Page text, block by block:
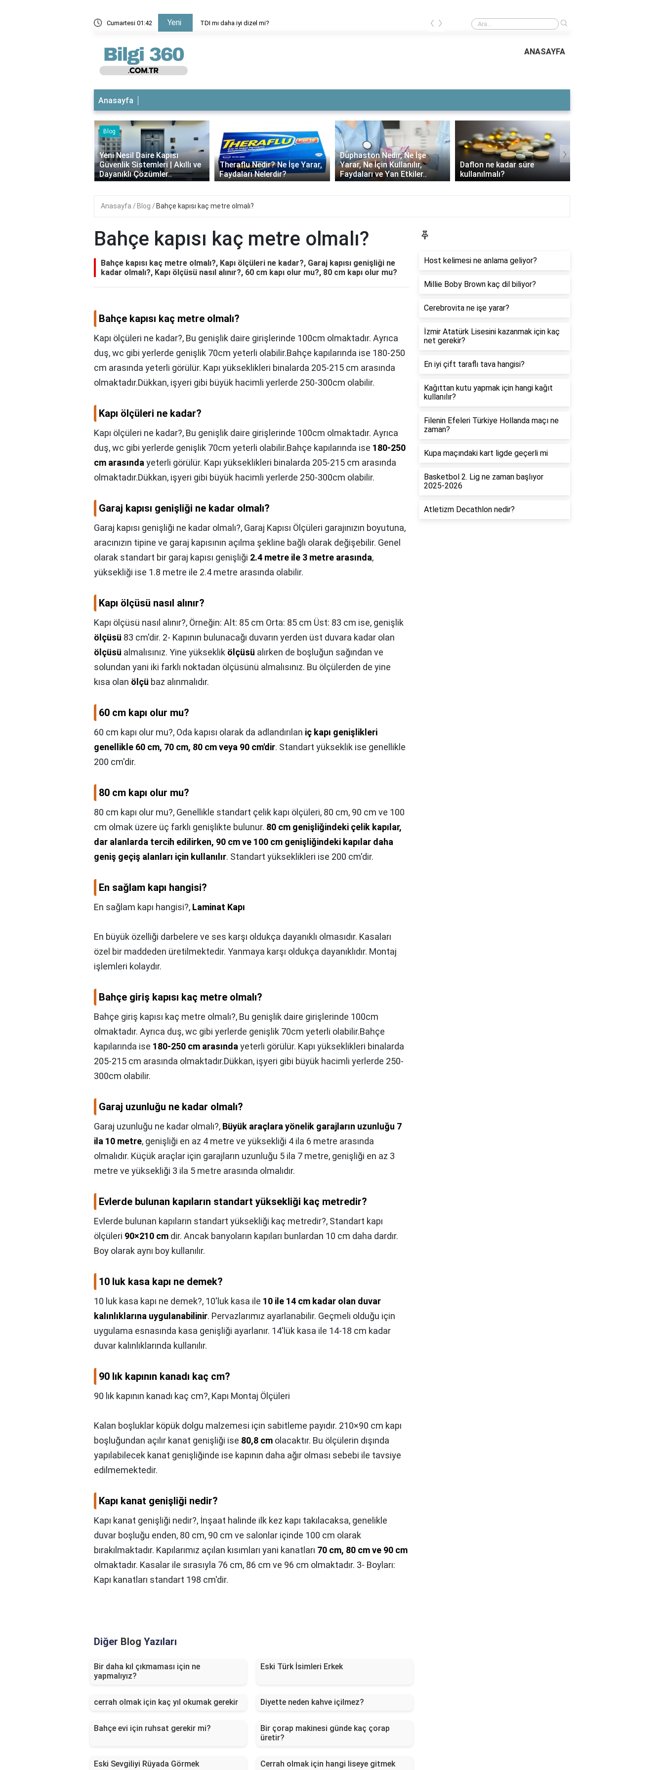
Cumartesi 01:42 Yeni TDI mı daha iyi dizel mi? TDI mı daha iyi dizel mi?
‹ ›
ANASAYFA
Anasayfa
Theraflu Nedir? Ne İşe Yarar,
Faydaları Nelerdir?
Duphaston Nedir, Ne İşe
Yarar, Ne İçin Kullanılır,
Faydaları ve Yan Etkiler..
Daflon ne kadar süre
kullanılmalı?
3 Aylık Bebek Günde Kaç CC
Mama Yer?
‹ ›
Anasayfa Blog Bahçe kapısı kaç metre olmalı?
Bahçe kapısı kaç metre olmalı?
Bahçe kapısı kaç metre olmalı?, Kapı ölçüleri ne kadar?, Garaj kapısı genişliği ne
kadar olmalı?, Kapı ölçüsü nasıl alınır?, 60 cm kapı olur mu?, 80 cm kapı olur mu?
Bahçe kapısı kaç metre olmalı?
Kapı ölçüleri ne kadar?, Bu genişlik daire girişlerinde 100cm olmaktadır. Ayrıca
duş, wc gibi yerlerde genişlik 70cm yeterli olabilir.Bahçe kapılarında ise 180-250
cm arasında yeterli görülür. Kapı yükseklikleri binalarda 205-215 cm arasında
olmaktadır.Dükkan, işyeri gibi büyük hacimli yerlerde 250-300cm olabilir.
Kapı ölçüleri ne kadar?
Kapı ölçüleri ne kadar?, Bu genişlik daire girişlerinde 100cm olmaktadır. Ayrıca
duş, wc gibi yerlerde genişlik 70cm yeterli olabilir.Bahçe kapılarında ise 180-250
cm arasındayeterli görülür. Kapı yükseklikleri binalarda 205-215 cm arasında
olmaktadır.Dükkan, işyeri gibi büyük hacimli yerlerde 250-300cm olabilir.
Garaj kapısı genişliği ne kadar olmalı?
Garaj kapısı genişliği ne kadar olmalı?, Garaj Kapısı Ölçüleri garajınızın boyutuna,
aracınızın tipine ve garaj kapısının açılma şekline bağlı olarak değişebilir. Genel
olarak standart bir garaj kapısı genişliği 2.4 metre ile 3 metre arasında,
yüksekliği ise 1.8 metre ile 2.4 metre arasında olabilir.
Kapı ölçüsü nasıl alınır?
Kapı ölçüsü nasıl alınır?, Örneğin: Alt: 85 cm Orta: 85 cm Üst: 83 cm ise, genişlik
ölçüsü 83 cm'dir. 2- Kapının bulunacağı duvarın yerden üst duvara kadar olan
ölçüsü almalısınız. Yine yükseklik ölçüsü alırken de boşluğun sağından ve
solundan yani iki farklı noktadan ölçüsünü almalısınız. Bu ölçülerden de yine
kısa olan ölçü baz alınmalıdır.
60 cm kapı olur mu?
60 cm kapı olur mu?, Oda kapısı olarak da adlandırılan iç kapı genişlikleri
genellikle 60 cm, 70 cm, 80 cm veya 90 cm'dir. Standart yükseklik ise genellikle
200 cm'dir.
80 cm kapı olur mu?
80 cm kapı olur mu?, Genellikle standart çelik kapı ölçüleri, 80 cm, 90 cm ve 100
cm olmak üzere üç farklı genişlikte bulunur. 80 cm genişliğindeki çelik kapılar,
dar alanlarda tercih edilirken, 90 cm ve 100 cm genişliğindeki kapılar daha
geniş geçiş alanları için kullanılır. Standart yükseklikleri ise 200 cm'dir.
En sağlam kapı hangisi?
En sağlam kapı hangisi?, Laminat Kapı
En büyük özelliği darbelere ve ses karşı oldukça dayanıklı olmasıdır. Kasaları
özel bir maddeden üretilmektedir. Yanmaya karşı oldukça dayanıklıdır. Montaj
işlemleri kolaydır.
Bahçe giriş kapısı kaç metre olmalı?
Bahçe giriş kapısı kaç metre olmalı?, Bu genişlik daire girişlerinde 100cm
olmaktadır. Ayrıca duş, wc gibi yerlerde genişlik 70cm yeterli olabilir.Bahçe
kapılarında ise 180-250 cm arasındayeterli görülür. Kapı yükseklikleri binalarda
205-215 cm arasında olmaktadır.Dükkan, işyeri gibi büyük hacimli yerlerde 250-
300cm olabilir.
Garaj uzunluğu ne kadar olmalı?
Garaj uzunluğu ne kadar olmalı?, Büyük araçlara yönelik garajların uzunluğu 7
ila 10 metre, genişliği en az 4 metre ve yüksekliği 4 ila 6 metre arasında
olmalıdır. Küçük araçlar için garajların uzunluğu 5 ila 7 metre, genişliği en az 3
metre ve yüksekliği 3 ila 5 metre arasında olmalıdır.
Evlerde bulunan kapıların standart yüksekliği kaç metredir?
Evlerde bulunan kapıların standart yüksekliği kaç metredir?, Standart kapı
ölçüleri 90×210 cm dir. Ancak banyoların kapıları bunlardan 10 cm daha dardır.
Boy olarak aynı boy kullanılır.
10 luk kasa kapı ne demek?
10 luk kasa kapı ne demek?, 10'luk kasa ile 10 ile 14 cm kadar olan duvar
kalınlıklarına uygulanabilinir. Pervazlarımız ayarlanabilir. Geçmeli olduğu için
uygulama esnasında kasa genişliği ayarlanır. 14'lük kasa ile 14-18 cm kadar
duvar kalınlıklarında kullanılır.
90 lık kapının kanadı kaç cm?
90 lık kapının kanadı kaç cm?, Kapı Montaj Ölçüleri
Kalan boşluklar köpük dolgu malzemesi için sabitleme payıdır. 210×90 cm kapı
boşluğundan açılır kanat genişliği ise 80,8 cm olacaktır. Bu ölçülerin dışında
yapılabilecek kanat genişliğinde ise kapının daha ağır olması sebebi ile tavsiye
edilmemektedir.
Kapı kanat genişliği nedir?
Kapı kanat genişliği nedir?, İnşaat halinde ilk kez kapı takılacaksa, genelikle
duvar boşluğu enden, 80 cm, 90 cm ve salonlar içinde 100 cm olarak
bırakılmaktadır. Kapılarımız açılan kısımları yani kanatları 70 cm, 80 cm ve 90 cm
olmaktadır. Kasalar ile sırasıyla 76 cm, 86 cm ve 96 cm olmaktadır. 3- Boyları:
Kapı kanatları standart 198 cm'dir.
Diğer Blog Yazıları
Bir daha kıl çıkmaması için ne
yapmalıyız?
Eski Türk İsimleri Erkek
cerrah olmak için kaç yıl okumak gerekir Diyette neden kahve içilmez?
Bahçe evi için ruhsat gerekir mi?
Bir çorap makinesi günde kaç çorap
üretir?
Eski Sevgiliyi Rüyada Görmek
Cerrah olmak için hangi liseye gitmek
Host kelimesi ne anlama geliyor?
Millie Boby Brown kaç dil biliyor?
Cerebrovita ne işe yarar?
İzmir Atatürk Lisesini kazanmak için kaç
net gerekir?
En iyi çift taraflı tava hangisi?
Kağıttan kutu yapmak için hangi kağıt
kullanılır?
Filenin Efeleri Türkiye Hollanda maçı ne
zaman?
Kupa maçındaki kart ligde geçerli mi
Basketbol 2. Lig ne zaman başlıyor
2025-2026
Atletizm Decathlon nedir?